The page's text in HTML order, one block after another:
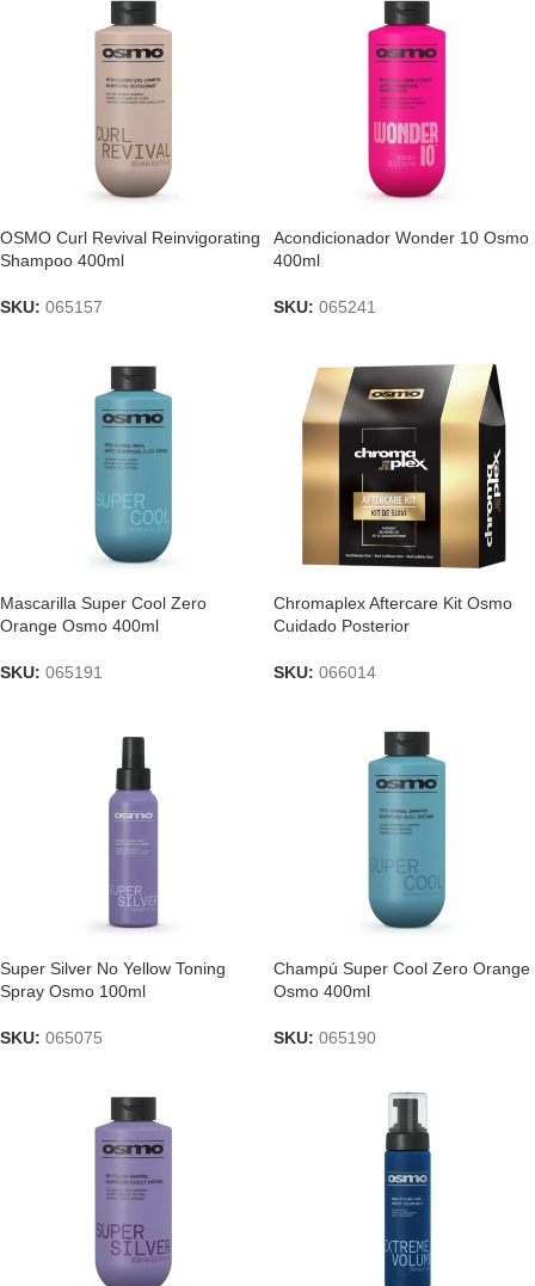
OSMO Curl Revival Reinvigorating
Shampoo 400ml
SKU: 065157
Acondicionador Wonder 10 Osmo
400ml
SKU: 065241
Mascarilla Super Cool Zero
Orange Osmo 400ml
SKU: 065191
Chromaplex Aftercare Kit Osmo
Cuidado Posterior
SKU: 066014
Super Silver No Yellow Toning
Spray Osmo 100ml
SKU: 065075
Champú Super Cool Zero Orange
Osmo 400ml
SKU: 065190